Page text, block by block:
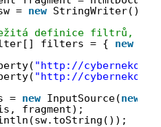
= new StringWriter();
definice filtrů, které
filters = { new
"http://
"http://
= new InputSource(new
fragment);